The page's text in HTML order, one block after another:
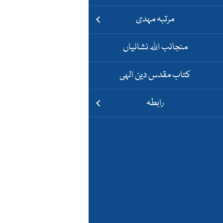
مرتبہ مہدی
منجانب اللہ نشانیاں
کتاب مقدس دین الہی
رابطہ